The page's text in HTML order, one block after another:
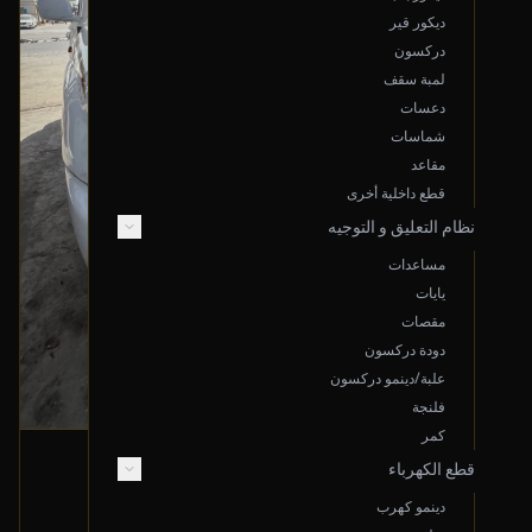
ديكور قير
دركسون
لمبة سقف
دعسات
شماسات
مقاعد
قطع داخلية أخرى
نظام التعليق و التوجيه
مساعدات
يايات
مقصات
دودة دركسون
علبة/دينمو دركسون
فلنجة
كمر
قطع الكهرباء
دينمو كهرب
جهاز ABS
2006 تويوتا لاندكروزر